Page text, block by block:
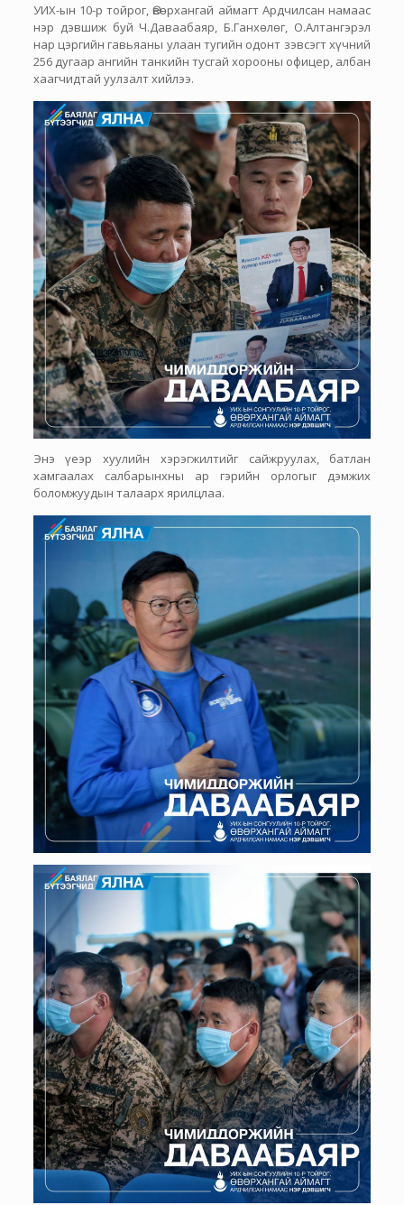
УИХ-ын 10-р тойрог, Өвөрхангай аймагт Ардчилсан намаас
нэр дэвшиж буй Ч.Даваабаяр, Б.Ганхөлөг, О.Алтангэрэл
нар цэргийн гавьяаны улаан тугийн одонт зэвсэгт хүчний
256 дугаар ангийн танкийн тусгай хорооны офицер, албан
хаагчидтай уулзалт хийлээ.
Энэ үеэр хуулийн хэрэгжилтийг сайжруулах, батлан
хамгаалах салбарынхны ар гэрийн орлогыг дэмжих
боломжуудын талаарх ярилцлаа.